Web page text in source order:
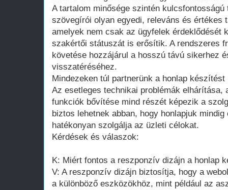
A tartalom minősége szintén
szövegírói olyan egyedi, releváns és értékes
amelyek nem csak az ügyfelek érdeklődését
szakértői státuszát is erősítik. A rendszeres
követése hozzájárul a hosszú távú sikerhez
visszatéréséhez.
Mindezeken túl partnerünk a honlap
Az esetleges technikai problémák
funkciók bővítése mind részét képezik a
biztos lehetnek abban, hogy honlapjuk
hatékonyan szolgálja az üzleti célokat.
Kérdések és válaszok:
K: Miért fontos a reszponzív dizájn a honlap
V: A reszponzív dizájn biztosítja, hogy a
a különböző eszközökhöz, mint például az